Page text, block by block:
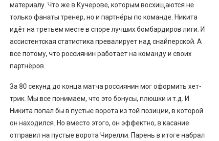
материалу. Что же в Кучерове, которым восхищаются не
только фанаты тренер, но и партнёры по команде. Никита
идёт на третьем месте в споре лучших бомбардиров лиги. И
ассистентская статистика превалирует над снайперской. А
всё потому, что россиянин работает на команду и своих
партнёров.
За 80 секунд до конца матча россиянин мог оформить хет-
трик. Мы все понимаем, что это бонусы, плюшки и т.д. И
Никита попал бы в пустые ворота из той позиции, в которой
он находился. Но вместо этого, он эффектно, в касание
отправил на пустые ворота Чирелли. Парень в итоге набрал